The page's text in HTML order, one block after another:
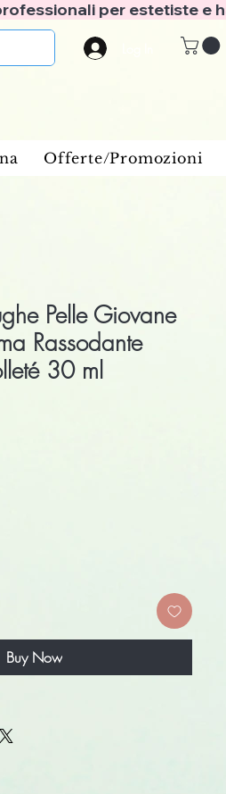
Offerte/Promozioni
Pelle Giovane
Rassodante
30 ml
Buy Now